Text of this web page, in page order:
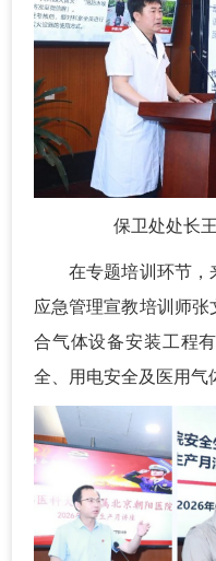
保卫处处长
在专题培训环节，来
应急管理宣教培训师
合气体设备安装工程
全、用电安全及医用气